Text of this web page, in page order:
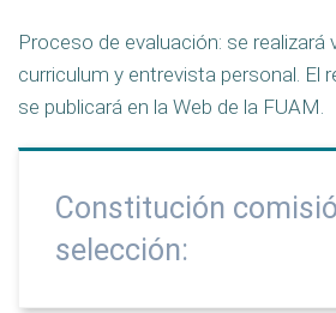
Proceso de evaluación: se realizará
curriculum y entrevista personal. El
se publicará en la Web de la FUAM.
Constitución
selección: